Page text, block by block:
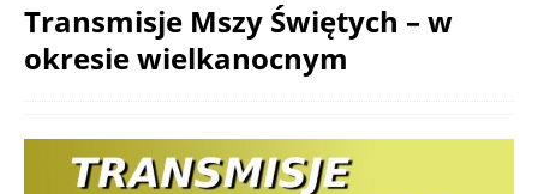
Transmisje Mszy Świętych – w
okresie wielkanocnym